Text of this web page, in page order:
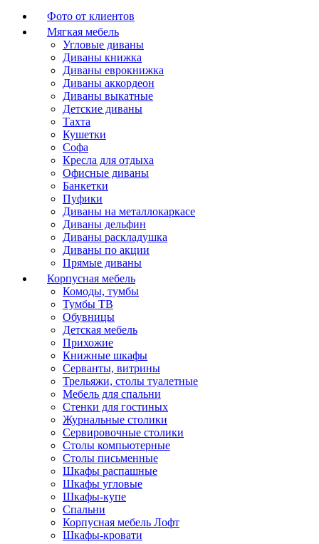
Фото от клиентов
Мягкая мебель
Угловые диваны
Диваны книжка
Диваны еврокнижка
Диваны аккордеон
Диваны выкатные
Детские диваны
Тахта
Кушетки
Софа
Кресла для отдыха
Офисные диваны
Банкетки
Пуфики
Диваны на металлокаркасе
Диваны дельфин
Диваны раскладушка
Диваны по акции
Прямые диваны
Корпусная мебель
Комоды, тумбы
Тумбы ТВ
Обувницы
Детская мебель
Прихожие
Книжные шкафы
Серванты, витрины
Трельяжи, столы туалетные
Мебель для спальни
Стенки для гостиных
Журнальные столики
Сервировочные столики
Столы компьютерные
Столы письменные
Шкафы распашные
Шкафы угловые
Шкафы-купе
Спальни
Корпусная мебель Лофт
Шкафы-кровати